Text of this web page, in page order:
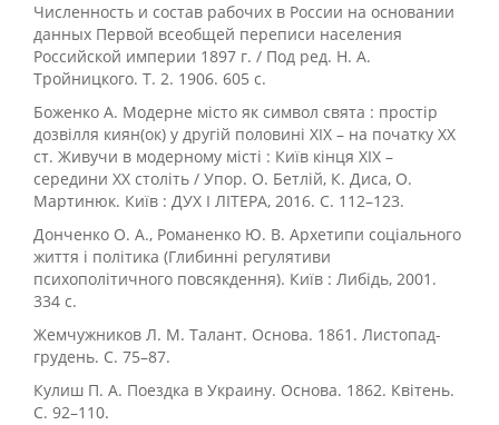
Численность и состав рабочих в России на основании
данных Первой всеобщей переписи населения
Российской империи 1897 г. / Под ред. Н. А.
Тройницкого. Т. 2. 1906. 605 с.
Боженко А. Модерне місто як символ свята : простір
дозвілля киян(ок) у другій половині ХІХ – на початку ХХ
ст. Живучи в модерному місті : Київ кінця ХІХ –
середини ХХ століть / Упор. О. Бетлій, К. Диса, О.
Мартинюк. Київ : ДУХ І ЛІТЕРА, 2016. С. 112–123.
Донченко О. А., Романенко Ю. В. Архетипи соціального
життя і політика (Глибинні регулятиви
психополітичного повсякдення). Київ : Либідь, 2001.
334 с.
Жемчужников Л. М. Талант. Основа. 1861. Листопад-
грудень. С. 75–87.
Кулиш П. А. Поездка в Украину. Основа. 1862. Квітень.
С. 92–110.